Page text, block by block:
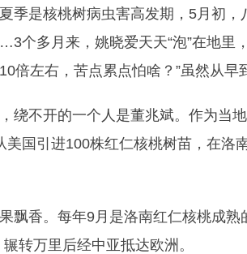
季是核桃树病虫害高发期，5月初，
个多月来，姚晓爱天天“泡”在地里
倍左右，苦点累点怕啥？”虽然从早
绕不开的一个人是董兆斌。作为当
美国引进100株红仁核桃树苗，在洛
飘香。每年9月是洛南红仁核桃成
辗转万里后经中亚抵达欧洲。